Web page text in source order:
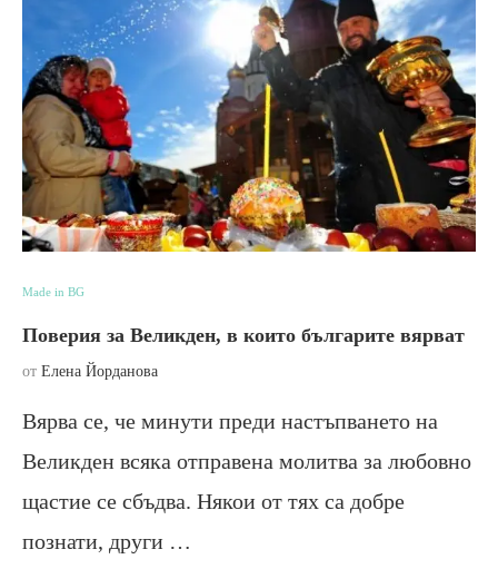
Made in BG
Поверия за Великден, в които българите вярват
от Елена Йорданова
Вярва се, че минути преди настъпването на
Великден всяка отправена молитва за любовно
щастие се сбъдва. Някои от тях са добре
познати, други …